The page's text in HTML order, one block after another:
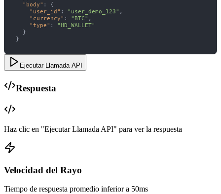
"body"
"user_id" : "user_demo_123"
"currency" : "BTC"
"type" : "HD_WALLET"
}
Ejecutar Llamada API
Respuesta
Haz clic en "Ejecutar Llamada API" para ver la respuesta
Velocidad del Rayo
Tiempo de respuesta promedio inferior a 50ms